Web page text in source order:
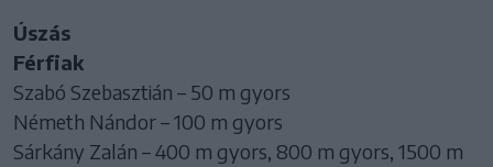
Úszás
Férfiak
Szabó Szebasztián – 50 m gyors
Németh Nándor – 100 m gyors
Sárkány Zalán – 400 m gyors, 800 m gyors, 1500 m